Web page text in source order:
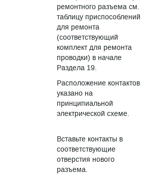
ремонтного разъема см.
таблицу приспособлений
для ремонта
(соответствующий
комплект для ремонта
проводки) в начале
Раздела 19.
Расположение контактов
указано на
принципиальной
электрической схеме.
Вставьте контакты в
соответствующие
отверстия нового
разъема.